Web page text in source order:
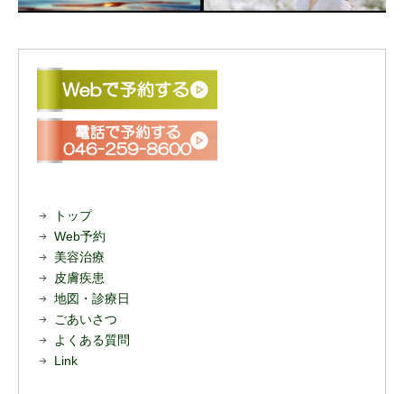
トップ
Web予約
美容治療
皮膚疾患
地図・診療日
ごあいさつ
よくある質問
Link